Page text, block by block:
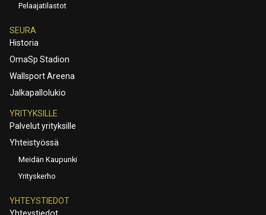
Pelaajatilastot
SEURA
Historia
OmaSp Stadion
Wallsport Areena
Jalkapallolukio
YRITYKSILLE
Palvelut yrityksille
Yhteistyössä
Meidän Kaupunki
Yrityskerho
YHTEYSTIEDOT
Yhteystiedot